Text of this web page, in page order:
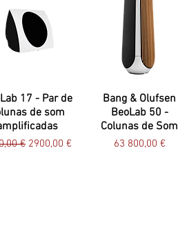
17 - Par de
de som
normal
€ Preço promocional
2900,00 €
Bang & Olufsen
BeoLab 50 -
Colunas de Som
Preço
63 800,00 €